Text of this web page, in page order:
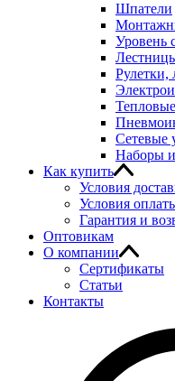
Шпатели
Уровень
Рулетки,
Сетевые
Наборы
Как купить
Условия
Условия
Гарантия и
Оптовикам
О компании
Сертификаты
Статьи
Контакты